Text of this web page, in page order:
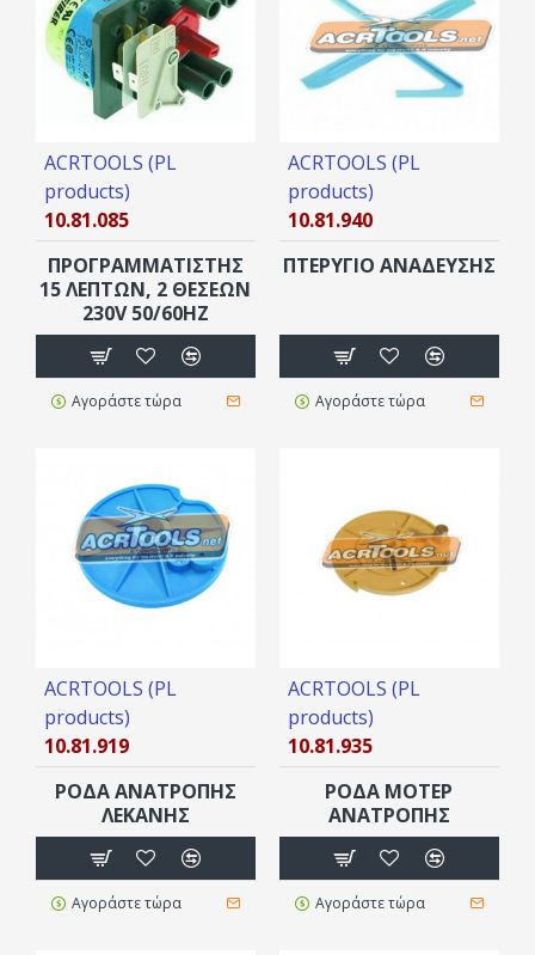
ACRTOOLS (PL
products)
10.81.085
ΠΡΟΓΡΑΜΜΑΤΙΣΤΗΣ
15 ΛΕΠΤΩΝ, 2 ΘΕΣΕΩΝ
230V 50/60HZ
Αγοράστε τώρα
ACRTOOLS (PL
products)
10.81.940
ΠΤΕΡΥΓΙΟ ΑΝΑΔΕΥΣΗΣ
Αγοράστε τώρα
ACRTOOLS (PL
products)
10.81.919
ΡΟΔΑ ΑΝΑΤΡΟΠΗΣ
ΛΕΚΑΝΗΣ
Αγοράστε τώρα
ACRTOOLS (PL
products)
10.81.935
ΡΟΔΑ ΜΟΤΕΡ
ΑΝΑΤΡΟΠΗΣ
Αγοράστε τώρα